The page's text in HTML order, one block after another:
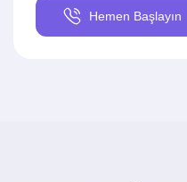
Hemen Başlayın